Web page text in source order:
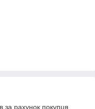
за рахунок покупця